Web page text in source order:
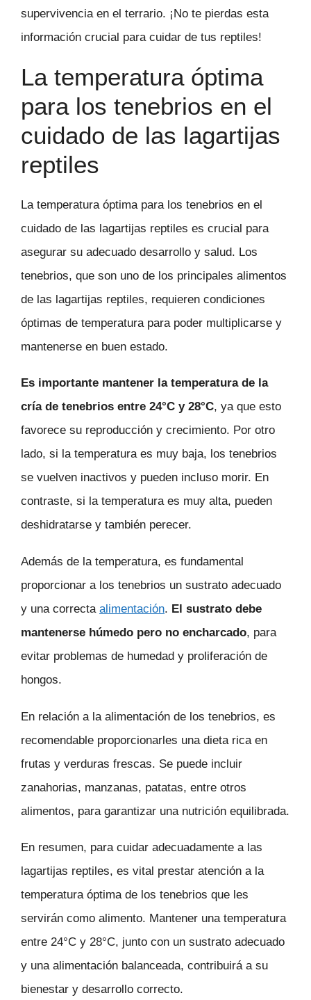
supervivencia en el terrario. ¡No te pierdas esta
información crucial para cuidar de tus reptiles!
La temperatura óptima
para los tenebrios en el
cuidado de las lagartijas
reptiles
La temperatura óptima para los tenebrios en el
cuidado de las lagartijas reptiles es crucial para
asegurar su adecuado desarrollo y salud. Los
tenebrios, que son uno de los principales alimentos
de las lagartijas reptiles, requieren condiciones
óptimas de temperatura para poder multiplicarse y
mantenerse en buen estado.
Es importante mantener la temperatura de la
cría de tenebrios entre 24°C y 28°C, ya que esto
favorece su reproducción y crecimiento. Por otro
lado, si la temperatura es muy baja, los tenebrios
se vuelven inactivos y pueden incluso morir. En
contraste, si la temperatura es muy alta, pueden
deshidratarse y también perecer.
Además de la temperatura, es fundamental
proporcionar a los tenebrios un sustrato adecuado
y una correcta alimentación. El sustrato debe
mantenerse húmedo pero no encharcado, para
evitar problemas de humedad y proliferación de
hongos.
En relación a la alimentación de los tenebrios, es
recomendable proporcionarles una dieta rica en
frutas y verduras frescas. Se puede incluir
zanahorias, manzanas, patatas, entre otros
alimentos, para garantizar una nutrición equilibrada.
En resumen, para cuidar adecuadamente a las
lagartijas reptiles, es vital prestar atención a la
temperatura óptima de los tenebrios que les
servirán como alimento. Mantener una temperatura
entre 24°C y 28°C, junto con un sustrato adecuado
y una alimentación balanceada, contribuirá a su
bienestar y desarrollo correcto.